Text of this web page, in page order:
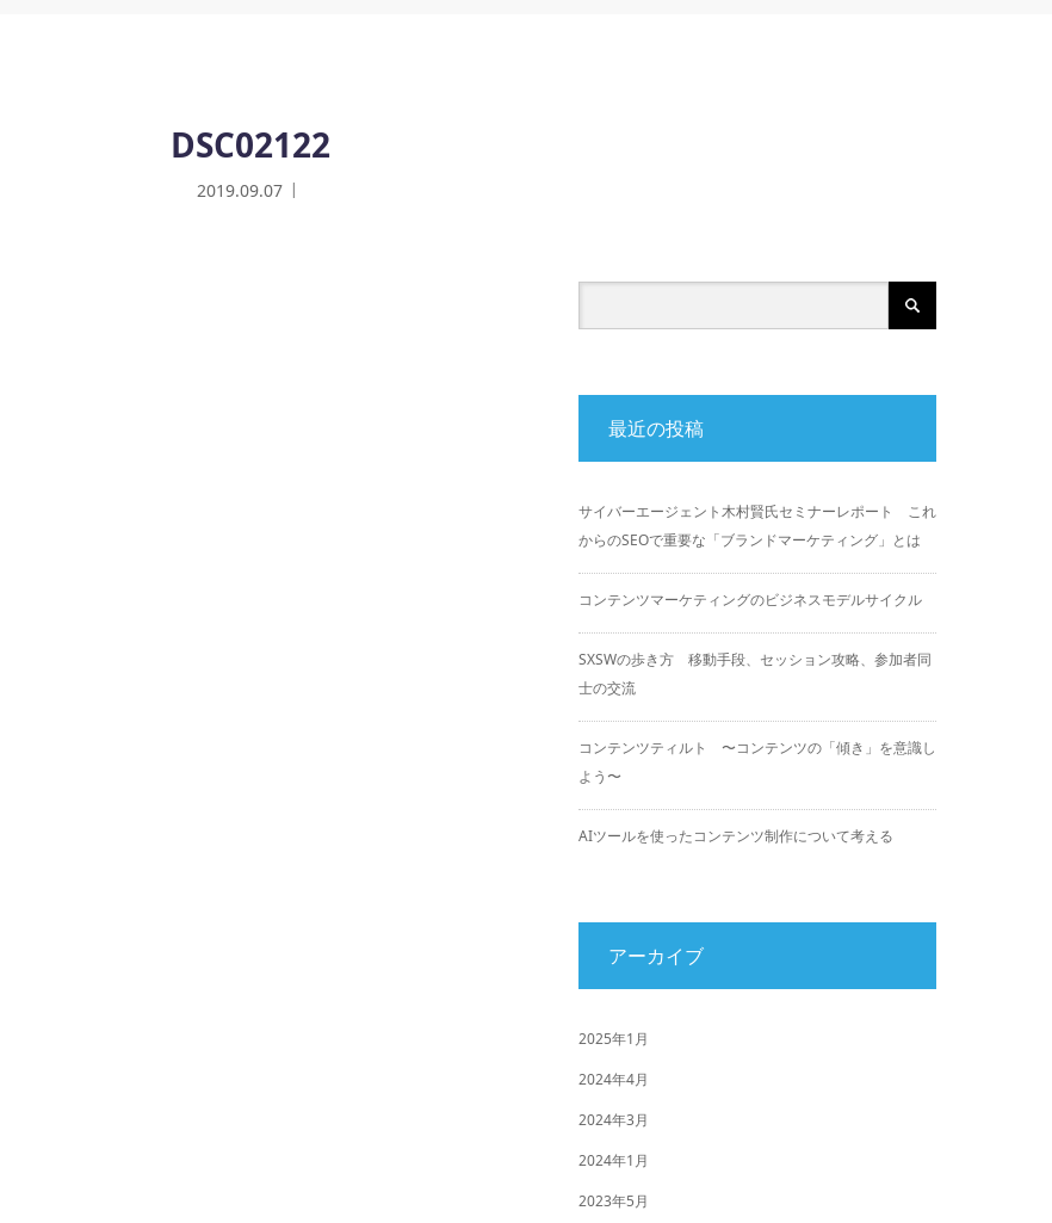
DSC02122
2019.09.07
最近の投稿
サイバーエージェント木村賢氏セミナーレポート これ
からのSEOで重要な「ブランドマーケティング」とは
コンテンツマーケティングのビジネスモデルサイクル
SXSWの歩き方 移動手段、セッション攻略、参加者同
士の交流
コンテンツティルト 〜コンテンツの「傾き」を意識し
よう〜
AIツールを使ったコンテンツ制作について考える
アーカイブ
2025年1月
2024年4月
2024年3月
2024年1月
2023年5月